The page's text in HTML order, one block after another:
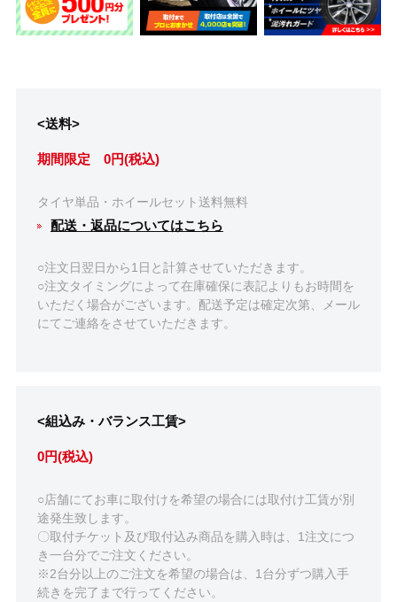
<送料>
期間限定 0円(税込)
タイヤ単品・ホイールセット送料無料
配送・返品についてはこちら
○注文日翌日から1日と計算させていただきます。
○注文タイミングによって在庫確保に表記よりもお時間を
いただく場合がございます。配送予定は確定次第、メール
にてご連絡をさせていただきます。
<組込み・バランス工賃>
0円(税込)
○店舗にてお車に取付けを希望の場合には取付け工賃が別
途発生致します。
〇取付チケット及び取付込み商品を購入時は、1注文につ
き一台分でご注文ください。
※2台分以上のご注文を希望の場合は、1台分ずつ購入手
続きを完了まで行ってください。